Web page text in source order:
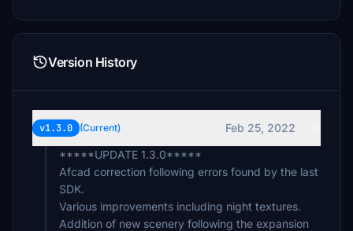
Version History
v1.3.0 (Current)
Feb 25, 2022
*****UPDATE 1.3.0*****
Afcad correction following errors found by the last
SDK.
Various improvements including night textures.
Addition of new scenery following the expansion